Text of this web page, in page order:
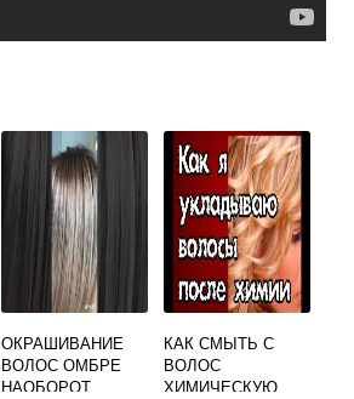
ОКРАШИВАНИЕ
ВОЛОС ОМБРЕ
НАОБОРОТ
КАК СМЫТЬ С
ВОЛОС
ХИМИЧЕСКУЮ